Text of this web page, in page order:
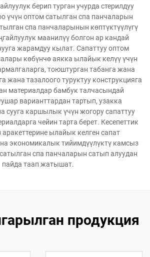
берип турган учурда стерилдуу
үчүн оптом сатылган спа панчаларын
спа панчаларынын көптүктүүлүгү
маанилүү болгон ар кандай
жарамдуу кылат. Сапаттуу оптом
көбүнчө аякка ылайык келүү үчүн
тоюштурган табанга жана
жана тазалоого туруктуу конструкцияга
материалдар бамбук талчасындай
варианттардан тартып, узакка
сууга каршылык үчүн жогору сапаттуу
чейин тарта берет. Кесепеттик
аракеттерине ылайык келген сапат
экономикалык тийимдүүлүктү камсыз
спа панчаларын сатып алуудан
пайда таап жатышат.
продукция